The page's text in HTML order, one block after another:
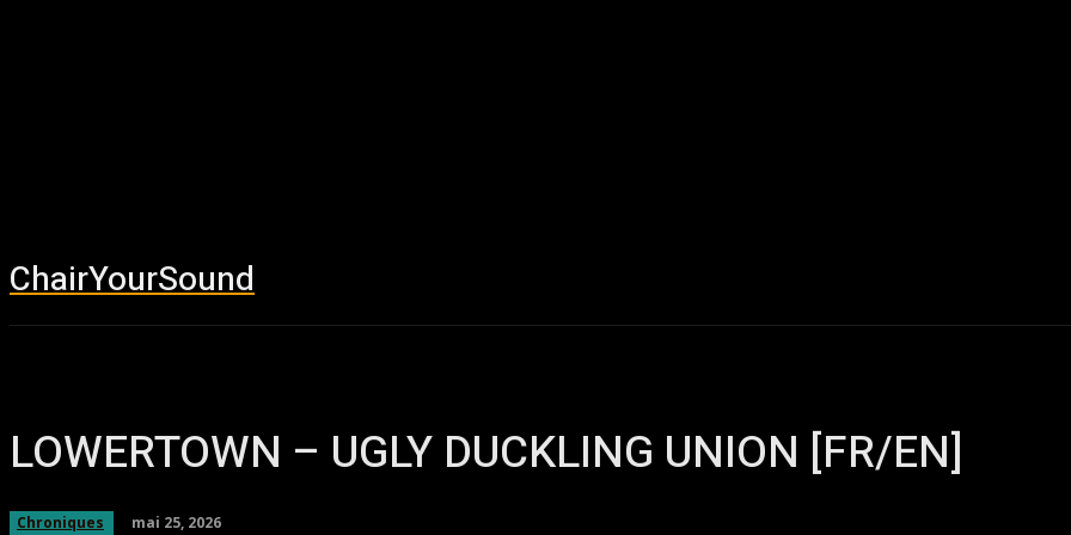
ChairYourSound
LOWERTOWN – UGLY DUCKLING UNION [FR/EN]
Chroniques mai 25, 2026